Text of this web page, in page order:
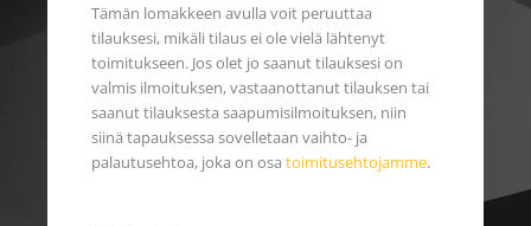
Tämän lomakkeen avulla voit peruuttaa
tilauksesi, mikäli tilaus ei ole vielä lähtenyt
toimitukseen. Jos olet jo saanut tilauksesi on
valmis ilmoituksen, vastaanottanut tilauksen tai
saanut tilauksesta saapumisilmoituksen, niin
siinä tapauksessa sovelletaan vaihto- ja
palautusehtoa, joka on osa toimitusehtojamme.